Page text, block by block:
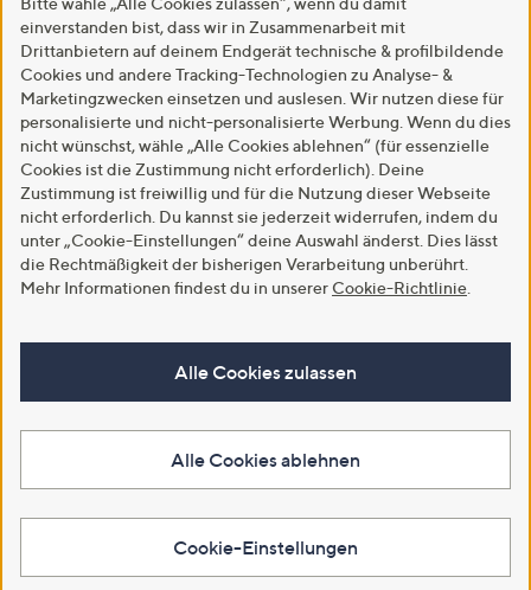
einverstanden bist, dass wir in Zusammenarbeit mit
Drittanbietern auf deinem Endgerät technische & profilbildende
Cookies und andere Tracking-Technologien zu Analyse- &
Marketingzwecken einsetzen und auslesen. Wir nutzen diese für
personalisierte und nicht-personalisierte Werbung. Wenn du dies
nicht wünschst, wähle „Alle Cookies ablehnen“ (für essenzielle
Cookies ist die Zustimmung nicht erforderlich). Deine
Zustimmung ist freiwillig und für die Nutzung dieser Webseite
nicht erforderlich. Du kannst sie jederzeit widerrufen, indem du
unter „Cookie-Einstellungen“ deine Auswahl änderst. Dies lässt
die Rechtmäßigkeit der bisherigen Verarbeitung unberührt.
Mehr Informationen findest du in unserer Cookie-Richtlinie
Alle Cookies zulassen
Alle Cookies ablehnen
Cookie-Einstellungen